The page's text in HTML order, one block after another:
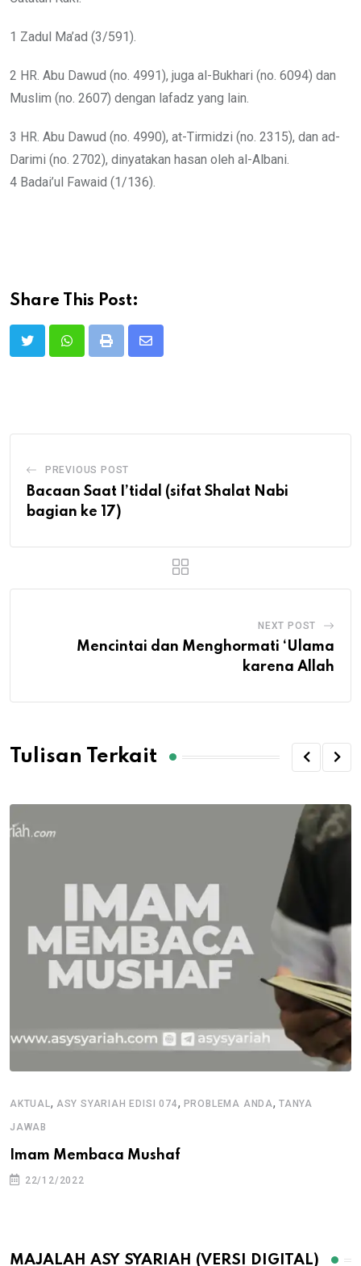
1 Zadul Ma’ad (3/591).
2 HR. Abu Dawud (no. 4991), juga al-Bukhari (no. 6094) dan
Muslim (no. 2607) dengan lafadz yang lain.
3 HR. Abu Dawud (no. 4990), at-Tirmidzi (no. 2315), dan ad-
Darimi (no. 2702), dinyatakan hasan oleh al-Albani.
4 Badai’ul Fawaid (1/136).
Share This Post:
Print
Share
PREVIOUS POST
Bacaan Saat I’tidal (sifat Shalat Nabi
bagian ke 17)
NEXT POST
Mencintai dan Menghormati ‘Ulama
karena Allah
Tulisan Terkait
AKTUAL, ASY SYARIAH EDISI 074, PROBLEMA ANDA,TANYA
JAWAB
Imam Membaca Mushaf
22/12/2022
MAJALAH ASY SYARIAH (VERSI DIGITAL)